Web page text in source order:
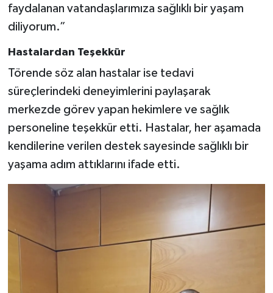
faydalanan vatandaşlarımıza sağlıklı bir yaşam
diliyorum.”
Hastalardan Teşekkür
Törende söz alan hastalar ise tedavi
süreçlerindeki deneyimlerini paylaşarak
merkezde görev yapan hekimlere ve sağlık
personeline teşekkür etti. Hastalar, her aşamada
kendilerine verilen destek sayesinde sağlıklı bir
yaşama adım attıklarını ifade etti.